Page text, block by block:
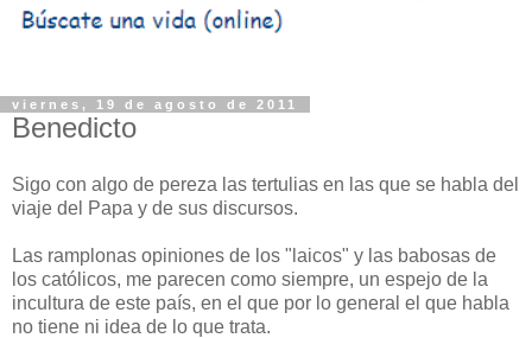
viernes, 19 de agosto de 2011
Benedicto
Sigo con algo de pereza las tertulias en las que se habla del
viaje del Papa y de sus discursos.
Las ramplonas opiniones de los "laicos" y las babosas de
los católicos, me parecen como siempre, un espejo de la
incultura de este país, en el que por lo general el que habla
no tiene ni idea de lo que trata.